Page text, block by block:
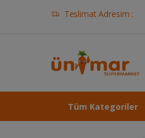
Teslimat Adresim :
Tüm Kategoriler